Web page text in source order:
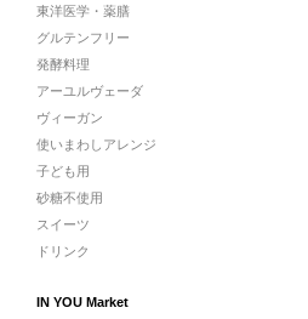
東洋医学・薬膳
グルテンフリー
発酵料理
アーユルヴェーダ
ヴィーガン
使いまわしアレンジ
子ども用
砂糖不使用
スイーツ
ドリンク
IN YOU Market